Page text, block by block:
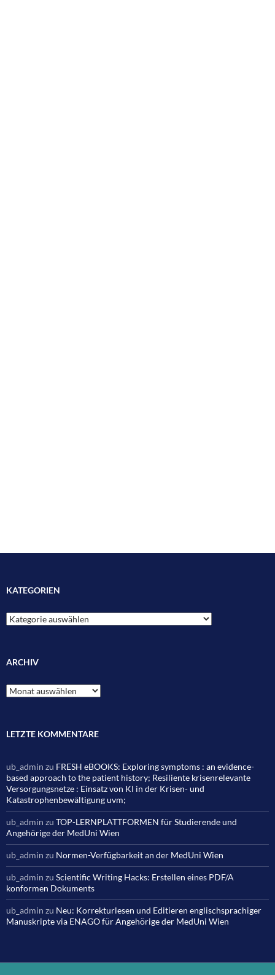
KATEGORIEN
Kategorien
ARCHIV
Archiv
LETZTE KOMMENTARE
ub_admin zu FRESH eBOOKS: Exploring symptoms : an evidence-
based approach to the patient history; Resiliente krisenrelevante
Versorgungsnetze : Einsatz von KI in der Krisen- und
Katastrophenbewältigung uvm;
ub_admin zu TOP-LERNPLATTFORMEN für Studierende und
Angehörige der MedUni Wien
ub_admin zu Normen-Verfügbarkeit an der MedUni Wien
ub_admin zu Scientific Writing Hacks: Erstellen eines PDF/A
konformen Dokuments
ub_admin zu Neu: Korrekturlesen und Editieren englischsprachiger
Manuskripte via ENAGO für Angehörige der MedUni Wien